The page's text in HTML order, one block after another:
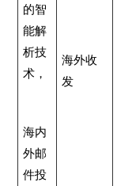
的智
能解
析技
术，
海内
外邮
件投
海外收
发